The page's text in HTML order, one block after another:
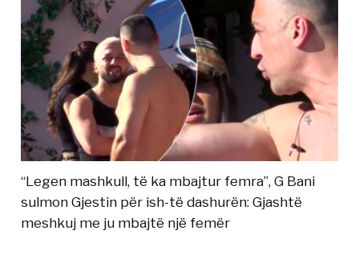
“Legen mashkull, të ka mbajtur femra”, G Bani
sulmon Gjestin për ish-të dashurën: Gjashtë
meshkuj me ju mbajtë një femër